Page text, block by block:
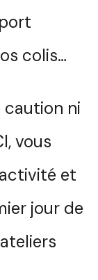
colis…
caution ni
vous
et
jour de